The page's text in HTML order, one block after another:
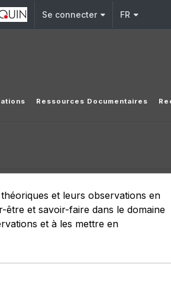
Se connecter FR
Ressources Documentaires
et leurs observations en
être et savoir-faire dans le domaine
et à les mettre en